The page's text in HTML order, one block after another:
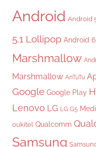
Android Android
5.1 Lollipop Android
Marshmallow
Marshmallow AnTuTu
Google Google Play
Lenovo LG LG G5
oukitel Qualcomm
Samsung